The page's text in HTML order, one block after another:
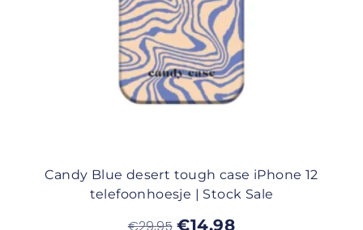
Candy Blue desert tough case iPhone 12
telefoonhoesje | Stock Sale
€14,98